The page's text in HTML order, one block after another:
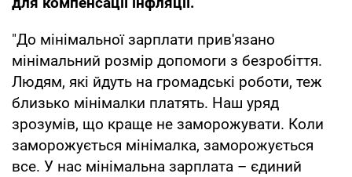
"До мінімальної зарплати прив'язано
мінімальний розмір допомоги з безробіття.
Людям, які йдуть на громадські роботи, теж
близько мінімалки платять. Наш уряд
зрозумів, що краще не заморожувати. Коли
заморожується мінімалка, заморожується
все. У нас мінімальна зарплата – єдиний